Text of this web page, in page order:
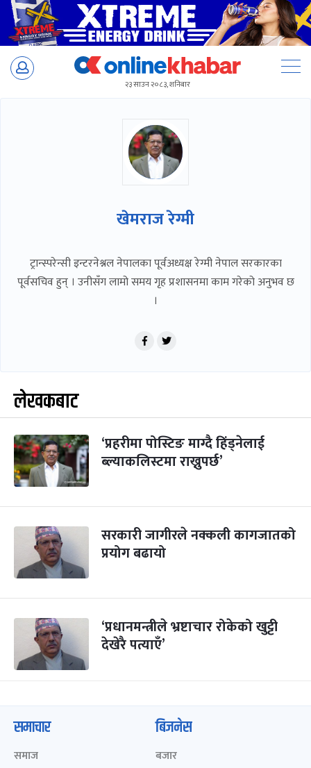
Skip
२३ साउन २०८३, शनिबार
खेमराज रेग्मी
ट्रान्स्परेन्सी इन्टरनेश्नल नेपालका पूर्वअध्यक्ष रेग्मी नेपाल सरकारका
पूर्वसचिव हुन् । उनीसँग लामो समय गृह प्रशासनमा काम गरेको अनुभव छ
।
लेखकबाट
‘प्रहरीमा पोस्टिङ माग्दै हिंड्नेलाई
ब्ल्याकलिस्टमा राख्नुपर्छ’
सरकारी जागीरले नक्कली कागजातको
प्रयोग बढायो
‘प्रधानमन्त्रीले भ्रष्टाचार रोकेको खुट्टी
देखेरै पत्याएँ’
समाचार
समाज
बिजनेस
बजार